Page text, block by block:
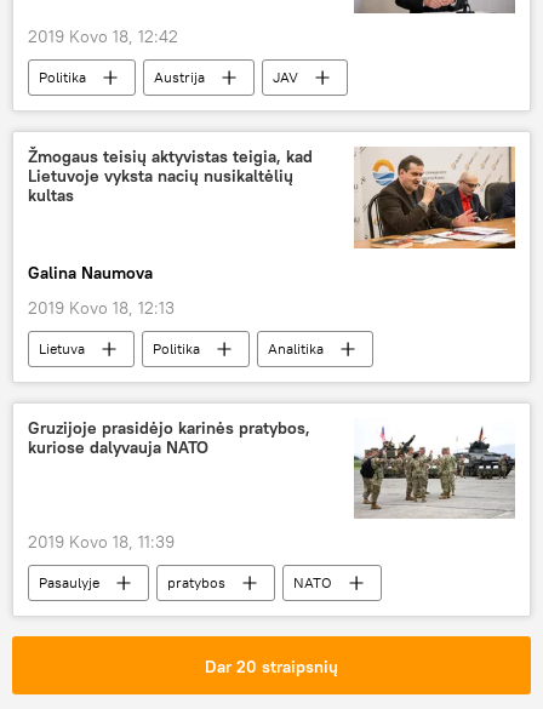
2019 Kovo 18, 12:42
Politika Austrija JAV
Žmogaus teisių aktyvistas teigia, kad
Lietuvoje vyksta nacių nusikaltėlių
kultas
Galina Naumova
2019 Kovo 18, 12:13
Lietuva Politika
Analitika
"Šnipinėjimo skandalas" Lietuvoje
Gruzijoje prasidėjo karinės pratybos,
kuriose dalyvauja NATO
2019 Kovo 18, 11:39
Pasaulyje pratybos NATO
Dar 20 straipsnių